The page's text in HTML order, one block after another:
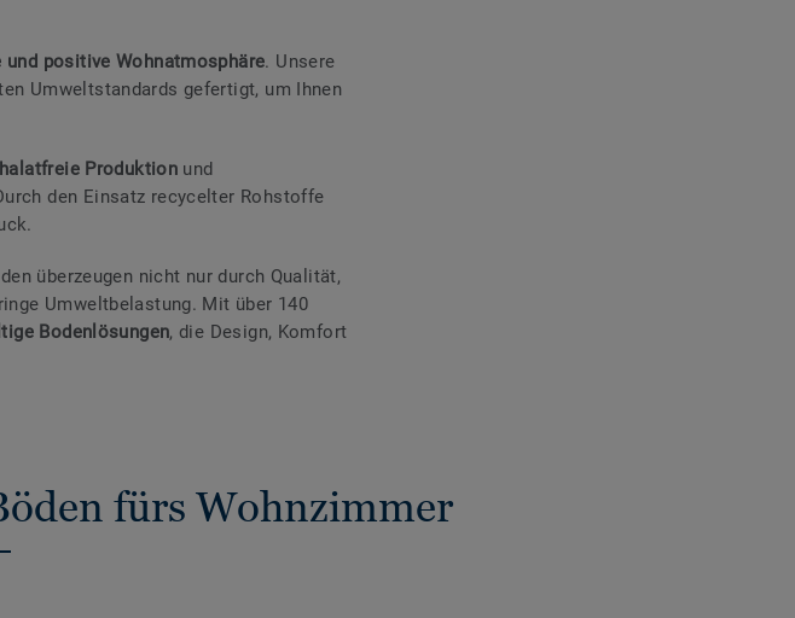
positive Wohnatmosphäre. Unsere
Umweltstandards gefertigt, um Ihnen
Produktion und
den Einsatz recycelter Rohstoffe
überzeugen nicht nur durch Qualität,
Umweltbelastung. Mit über 140
Bodenlösungen, die Design, Komfort
fürs Wohnzimmer